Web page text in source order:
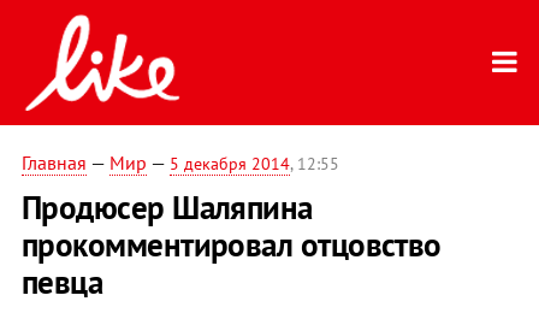
Главная — Мир — 5 декабря 2014, 12:55
Продюсер Шаляпина
прокомментировал отцовство
певца